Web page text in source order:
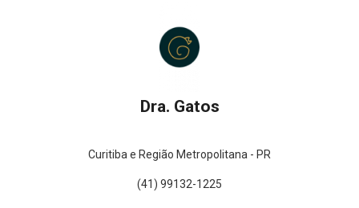
Dra. Gatos
Curitiba e Região Metropolitana - PR
(41) 99132-1225